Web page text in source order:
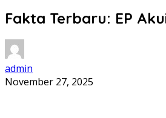
Fakta Terbaru: EP
admin
November 27, 2025